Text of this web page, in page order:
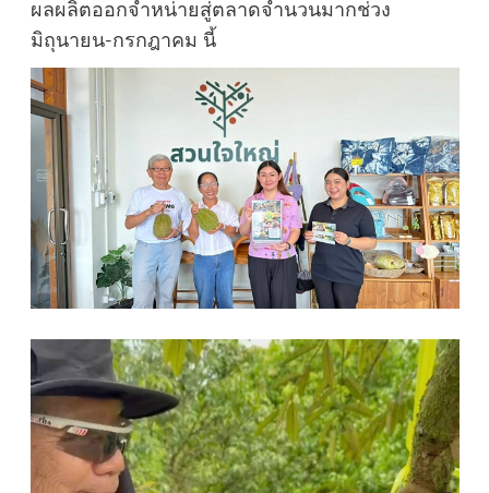
ผลผลิตออกจำหน่ายสู่ตลาดจำนวนมากช่วง
มิถุนายน-กรกฎาคม นี้